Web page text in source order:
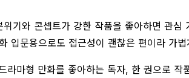
기와 콘셉트가 강한 작품을 좋아하면 관
입문용으로도 접근성이 괜찮은 편이라 가
라마형 만화를 좋아하는 독자, 한 권으로